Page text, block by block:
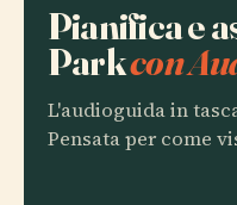
Pianifica e
Parkcon
L'audioguida in
Pensata per come